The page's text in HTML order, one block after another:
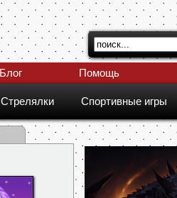
Блог Помощь
Стрелялки Спортивные игры